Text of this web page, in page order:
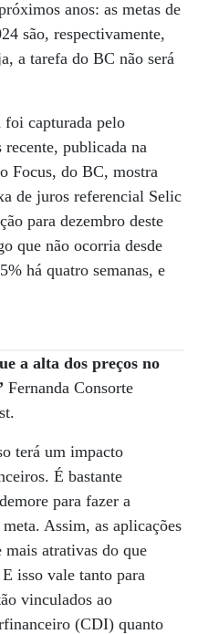
anos: as metas de
são, respectivamente,
a tarefa do BC não será
foi capturada pelo
publicada na
Focus, do BC, mostra
de juros referencial Selic
para dezembro deste
que não ocorria desde
há quatro semanas, e
a alta dos preços no
Fernanda Consorte
terá um impacto
É bastante
para fazer a
Assim, as aplicações
atrativas do que
isso vale tanto para
vinculados ao
(CDI) quanto